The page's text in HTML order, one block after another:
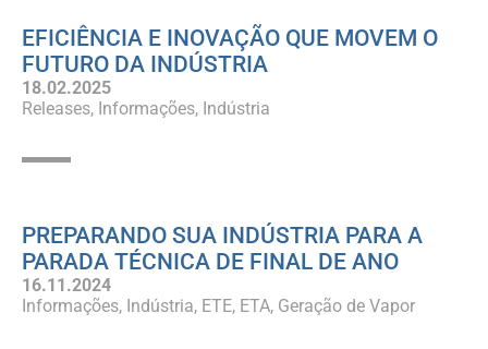
EFICIÊNCIA E INOVAÇÃO QUE MOVEM O
FUTURO DA INDÚSTRIA
18.02.2025
Releases Informações Indústria
PREPARANDO SUA INDÚSTRIA PARA A
PARADA TÉCNICA DE FINAL DE ANO
16.11.2024
Informações Indústria ETE ETA Geração de Vapor